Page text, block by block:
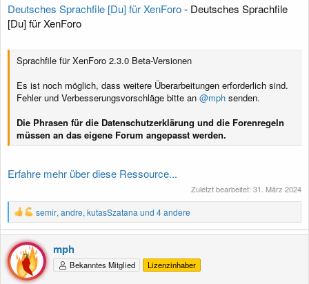
Deutsches Sprachfile [Du] für XenForo- Deutsches Sprachfile
[Du] für XenForo
Sprachfile für XenForo 2.3.0 Beta-Versionen
Es ist noch möglich, dass weitere Überarbeitungen erforderlich sind.
Fehler und Verbesserungsvorschläge bitte an @mph senden.
Die Phrasen für die Datenschutzerklärung und die Forenregeln
müssen an das eigene Forum angepasst werden.
Erfahre mehr über diese Ressource...
Zuletzt bearbeitet: 31. März 2024
R
e
a
k
t
i
o
semir, andre, kutasSzatana und 4 andere
mph
Bekanntes Mitglied Lizenzinhaber